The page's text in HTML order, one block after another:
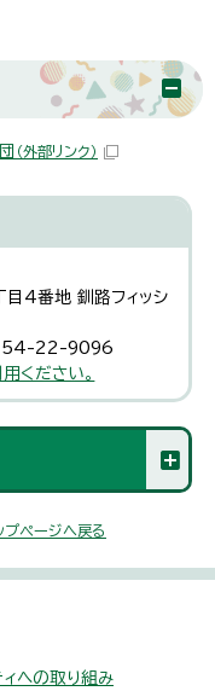
（外部リンク）
4番地 釧路フィッシ
22-9096
ください。
プページへ戻る
ィへの取り組み